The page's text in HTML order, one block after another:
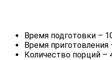
Время подготовки –
Время приготовления
Количество порций –